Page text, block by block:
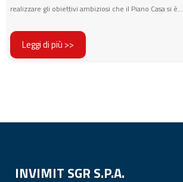
realizzare gli obiettivi ambiziosi che il Piano Casa si è...
Leggi di più >>
INVIMIT SGR S.P.A.